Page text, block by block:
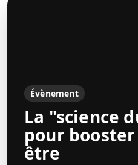
Évènement
La "science
pour
être